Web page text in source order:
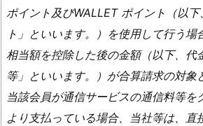
ポイント及びWALLET ポイント（以
ト」といいます。）を使用して行う場
相当額を控除した後の金額（以下、代
等」といいます。）が合算請求の対象
当該会員が通信サービスの通信料等を
より支払っている場合、当社等は、直